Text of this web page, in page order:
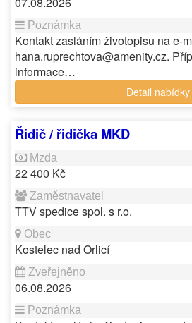
Kontakt zasláním životopisu na e-
hana.ruprechtova@amenity.cz.
informace…
Detail nabídky
Řidič / řidička MKD
22 400 Kč
TTV spedice spol. s r.o.
Kostelec nad Orlicí
06.08.2026